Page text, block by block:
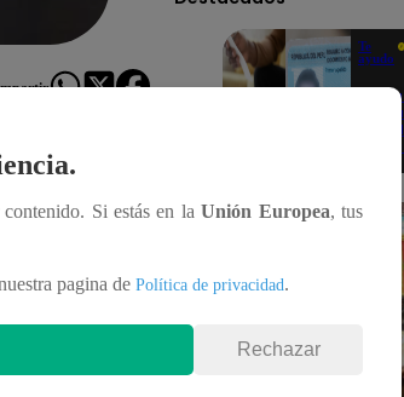
en comentar
Te
ayudo
con
Si estás en laUnión Europea, tus
pagina de Política de privacidad.
Rechazar